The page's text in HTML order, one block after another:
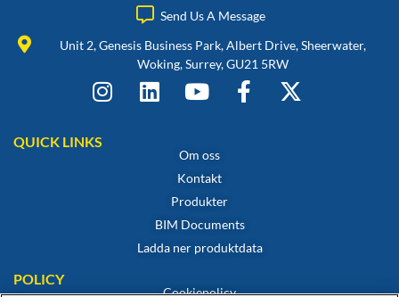
Send Us A Message
Unit 2, Genesis Business Park, Albert Drive, Sheerwater,
Woking, Surrey, GU21 5RW
QUICK LINKS
Om oss
Kontakt
Produkter
BIM Documents
Ladda ner produktdata
POLICY
Cookiepolicy